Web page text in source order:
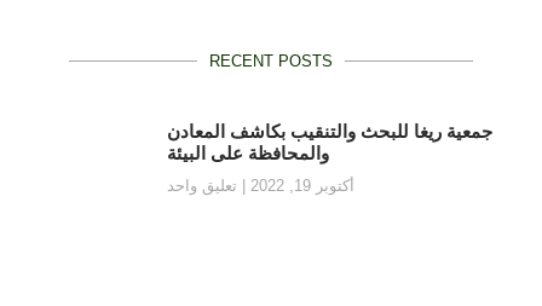
RECENT POSTS
جمعية ريغا للبحث والتنقيب بكاشف المعادن
والمحافظة على البيئة
أكتوبر 19, 2022 تعليق واحد